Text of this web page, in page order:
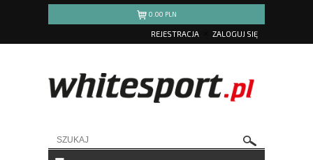
0.00 PLN
REJESTRACJA ZALOGUJ SIĘ